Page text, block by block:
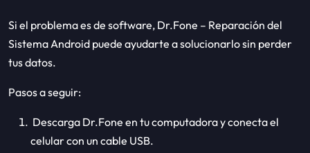
Si el problema es de software, Dr.Fone – Reparación del
Sistema Android puede ayudarte a solucionarlo sin perder
tus datos.
Pasos a seguir:
Descarga Dr.Fone en tu computadora y conecta el
celular con un cable USB.